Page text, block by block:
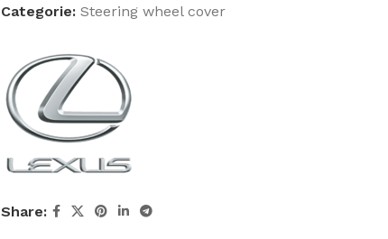
Categorie: Steering wheel cover
Share: